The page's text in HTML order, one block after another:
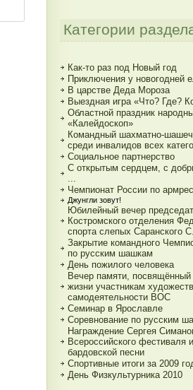
Категории
Как-то раз под Новый год
Приключения у новогодней
В царстве Деда Мороза
Выездная игра «Что? Где?
Областной праздник
«Калейдоскоп»
Командный шахматно-
среди инвалидов всех
Социальное партнерство
С открытым сердцем, с
...
Чемпионат России по
Джунгли зовут!
Юбилейный вечер
Костромского отделения
спорта слепых Саранского
Закрытие командного
по русским шашкам
День пожилого человека
Вечер памяти,
жизни участникам
самодеятельности ВОС
Семинар в Ярославле
Соревнование по русским
Награждение Сергея
Всероссийского фестиваля
бардовской песни
Спортивные итоги за 2009
День Физкультурника 2010